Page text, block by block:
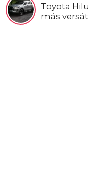
Toyota
más